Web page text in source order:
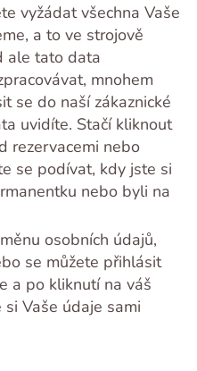
vyžádat všechna Vaše
a to ve strojově
ale tato data
mnohem
se do naší zákaznické
uvidíte. Stačí kliknout
rezervacemi nebo
se podívat, kdy jste si
nebo byli na
osobních údajů,
se můžete přihlásit
a po kliknutí na váš
Vaše údaje sami